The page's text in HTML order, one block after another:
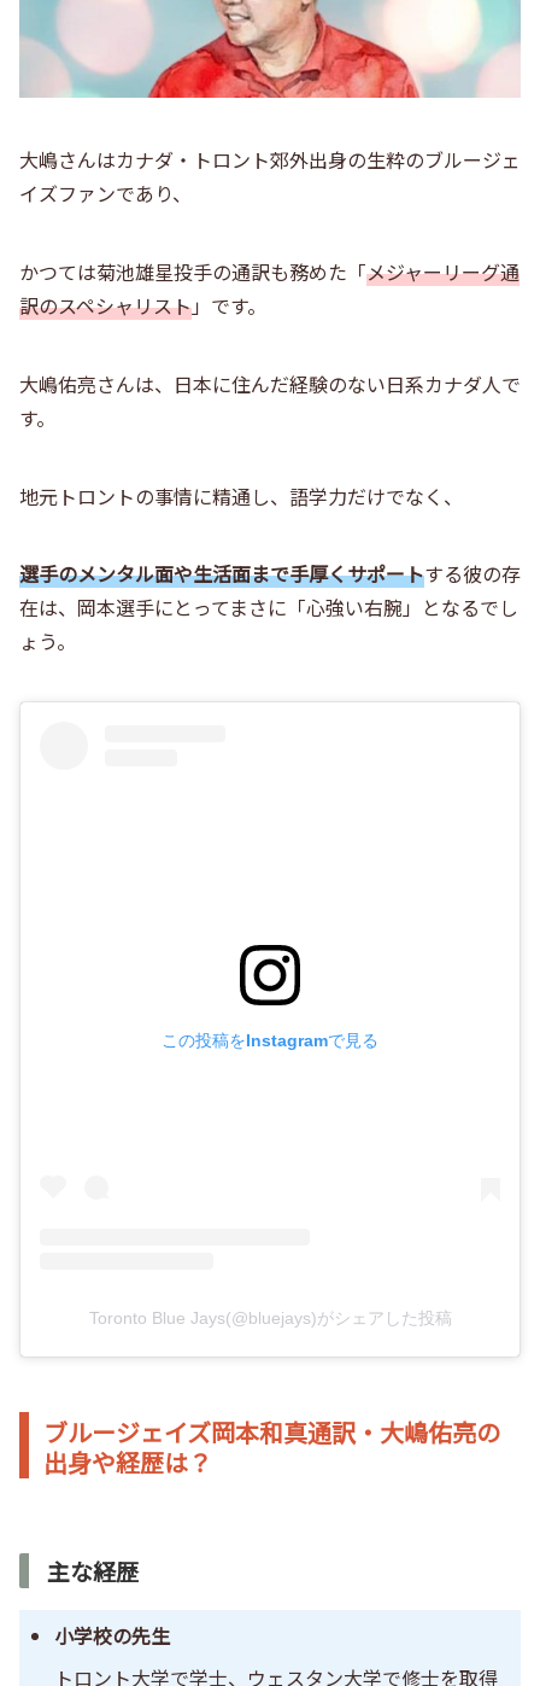
大嶋さんはカナダ・トロント郊外出身の生粋のブルージェ
イズファンであり、
かつては菊池雄星投手の通訳も務めた「メジャーリーグ通
訳のスペシャリスト」です。
大嶋佑亮さんは、日本に住んだ経験のない日系カナダ人で
す。
地元トロントの事情に精通し、語学力だけでなく、
選手のメンタル面や生活面まで手厚くサポートする彼の存
在は、岡本選手にとってまさに「心強い右腕」となるでし
ょう。
この投稿をInstagramで見る
Toronto Blue Jays(@bluejays)がシェアした投稿
ブルージェイズ岡本和真通訳・大嶋佑亮の
出身や経歴は？
主な経歴
小学校の先生
トロント大学で学士、ウェスタン大学で修士を取得